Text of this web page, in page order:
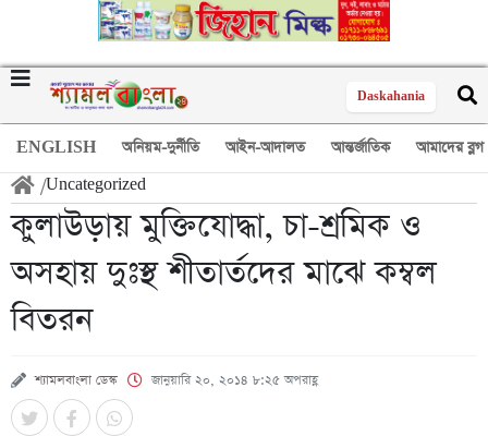
Daskahania
ENGLISH অনিয়ম-দুর্নীতি আইন-আদালত আন্তর্জাতিক আমাদের ব্লগ
/Uncategorized
কুলাউড়ায় মুক্তিযোদ্ধা, চা-শ্রমিক ও
অসহায় দুঃস্থ শীতার্তদের মাঝে কম্বল
বিতরন
শ্যামলবাংলা ডেস্ক জানুয়ারি ২০, ২০১৪ ৮:২৫ অপরাহ্ণ